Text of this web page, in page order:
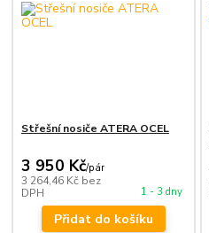
Střešní nosiče ATERA OCEL
3 950 Kč/pár
3 264,46 Kč bez
DPH
1 - 3 dny
Přidat do košíku